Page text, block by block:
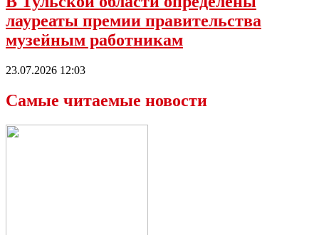
лауреаты премии правительства
музейным работникам
23.07.2026 12:03
Самые читаемые новости